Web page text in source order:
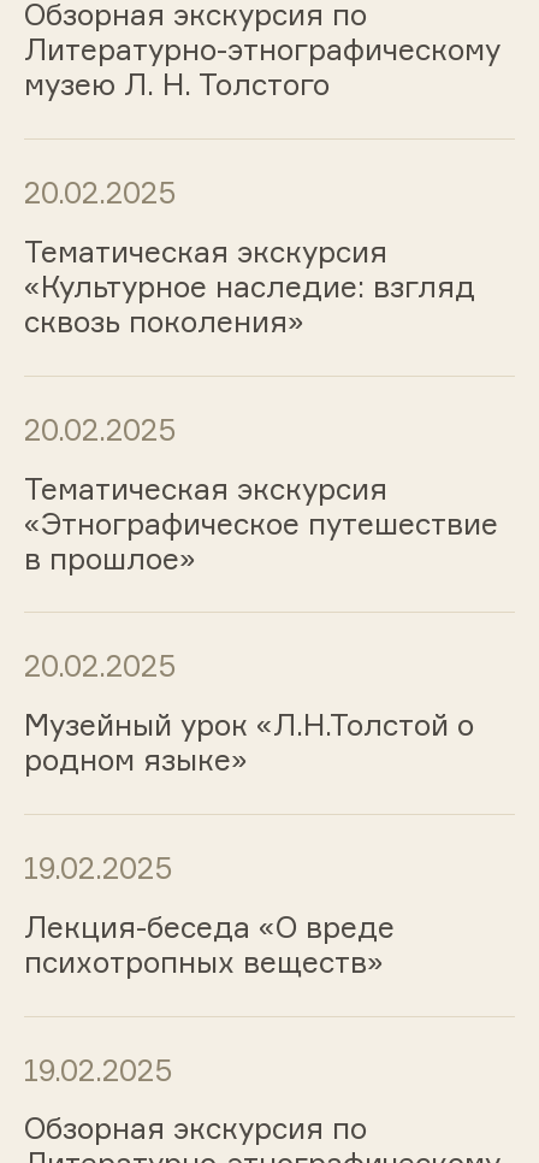
Обзорная экскурсия по
Литературно-этнографическому
музею Л. Н. Толстого
20.02.2025
Тематическая экскурсия
«Культурное наследие: взгляд
сквозь поколения»
20.02.2025
Тематическая экскурсия
«Этнографическое путешествие
в прошлое»
20.02.2025
Музейный урок «Л.Н.Толстой о
родном языке»
19.02.2025
Лекция-беседа «О вреде
психотропных веществ»
19.02.2025
Обзорная экскурсия по